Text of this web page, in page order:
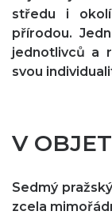
středu i
přírodou.
jednotlivců a
svou
V
Sedmý
zcela